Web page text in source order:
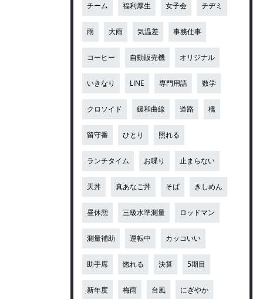
チーム 福利厚生 女子会 チヂミ
雨 大雨 気温差 事務仕事
コーヒー 自動販売機 オリジナル
いきなり LINE 専門用語 数学
クロソイド 緩和曲線 道路 橋
留守番 ひとり 照れる
ランチタイム お喋り 止まらない
天丼 真あなご丼 そば きしめん
昼休憩 三級水準測量 ロッドマン
測量補助 運転中 カッコいい
助手席 惚れる 決算 5期目
新年度 梅雨 台風 にぎやか